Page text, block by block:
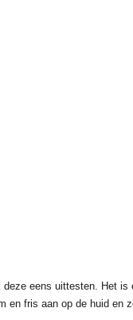
eens uittesten. Het is
en fris aan op de huid en